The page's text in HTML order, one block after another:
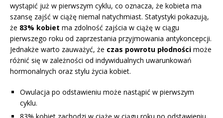
wystąpić już w pierwszym cyklu, co oznacza, że kobieta ma
szansę zajść w ciążę niemal natychmiast. Statystyki pokazują,
że 83% kobiet ma zdolność zajścia w ciążę w ciągu
pierwszego roku od zaprzestania przyjmowania antykoncepcji.
Jednakże warto zauważyć, że czas powrotu płodności może
różnić się w zależności od indywidualnych uwarunkowań
hormonalnych oraz stylu życia kobiet.
Owulacja po odstawieniu może nastąpić w pierwszym
cyklu.